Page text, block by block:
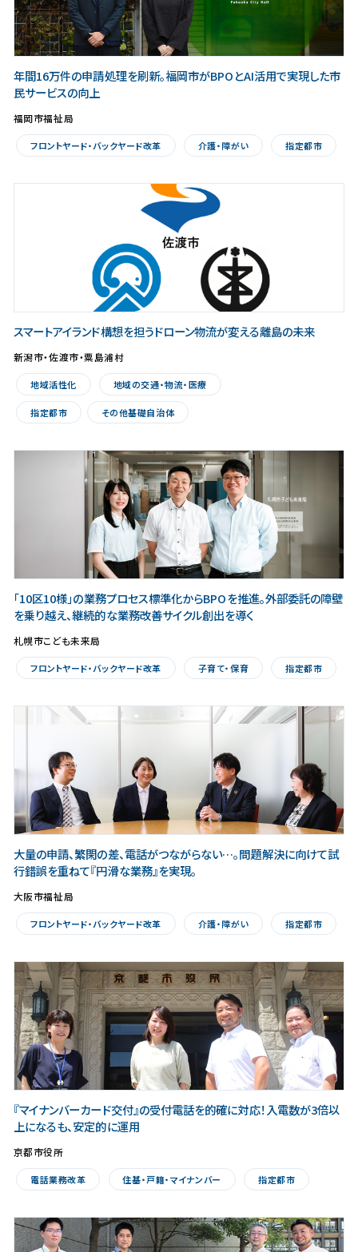
年間16万件の申請処理を刷新。福岡市がBPOとAI活用で実現した市
民サービスの向上
福岡市福祉局
フロントヤード・バックヤード改革 介護・障がい 指定都市
スマートアイランド構想を担うドローン物流が変える離島の未来
新潟市・佐渡市・粟島浦村
地域活性化 地域の交通・物流・医療
指定都市 その他基礎自治体
「10区10様」の業務プロセス標準化からBPOを推進。外部委託の障壁
を乗り越え、継続的な業務改善サイクル創出を導く
札幌市こども未来局
フロントヤード・バックヤード改革 子育て・保育 指定都市
大量の申請、繁閑の差、電話がつながらない…。問題解決に向けて試
行錯誤を重ねて『円滑な業務』を実現。
大阪市福祉局
フロントヤード・バックヤード改革 介護・障がい 指定都市
『マイナンバーカード交付』の受付電話を的確に対応！入電数が3倍以
上になるも、安定的に運用
京都市役所
電話業務改革 住基・戸籍・マイナンバー 指定都市